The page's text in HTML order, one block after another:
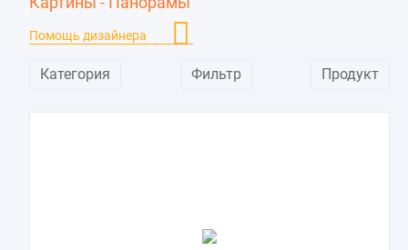
Стадионы
Улицы
Помощь дизайнера
Категория Фильтр Продукт